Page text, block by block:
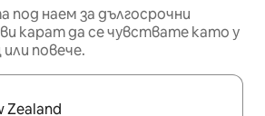
наем за дългосрочни
карат да се чувствате като у
повече.
се покажат, използвайте